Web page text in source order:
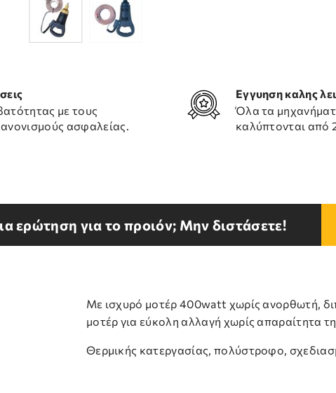
με τους
ασφαλείας.
Εγγυηση καλης
Όλα τα
καλύπτονται από
ερώτηση για το προιόν; Μην διστάσετε!
Με ισχυρό μοτέρ 400watt χωρίς ανορθωτή,
μοτέρ για εύκολη αλλαγή χωρίς απαραίτητα
Θερμικής κατεργασίας, πολύστροφο,